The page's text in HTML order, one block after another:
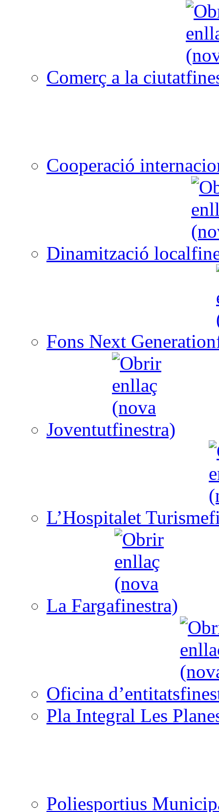
Comerç a la ciutat
Cooperació
Dinamització local
Fons Next Generation
Joventut
L’Hospitalet Turisme
La Farga
Oficina d’entitats
Pla Integral Les
Poliesportius